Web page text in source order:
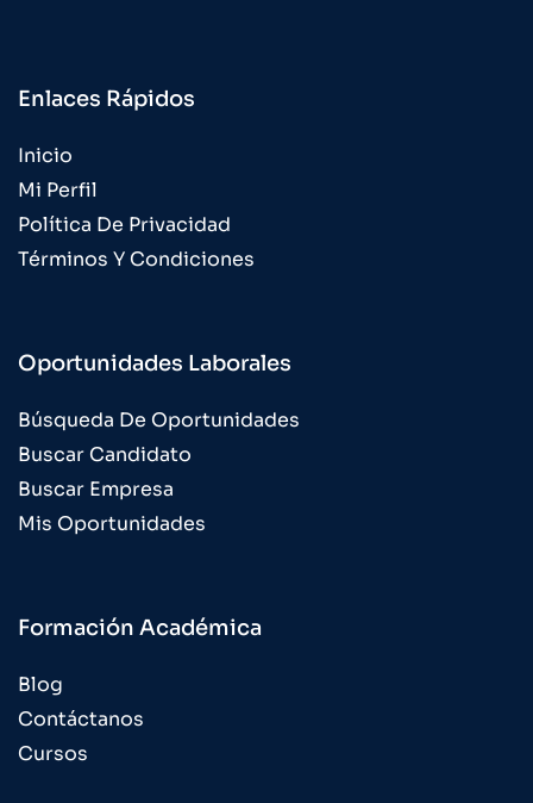
Enlaces Rápidos
Inicio
Mi Perfil
Política De Privacidad
Términos Y Condiciones
Oportunidades Laborales
Búsqueda De Oportunidades
Buscar Candidato
Buscar Empresa
Mis Oportunidades
Formación Académica
Blog
Contáctanos
Cursos